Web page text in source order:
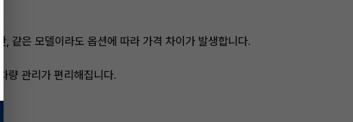
같은 모델이라도 옵션에 따라 가격 차이가 발생합니다.
량 관리가 편리해집니다.